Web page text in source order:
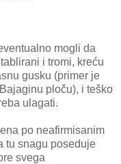
mogli da
i tromi, kreću
gusku (primer je
ploču), i teško
ulagati.
po neafirmisanim
tu snagu poseduje
svega